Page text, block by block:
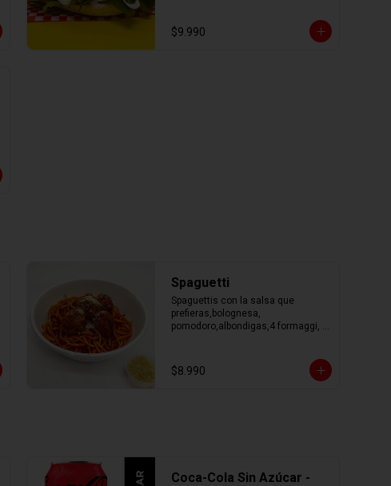
$9.990
Spaguetti
Spaguettis con la salsa que
prefieras,bolognesa,
pomodoro,albondigas,4 formaggi,
$8.990
Coca-Cola Sin Azúcar -